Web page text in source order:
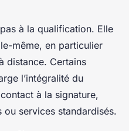
pas à la qualification. Elle
même, en particulier
distance. Certains
l’intégralité du
à la signature,
services standardisés.